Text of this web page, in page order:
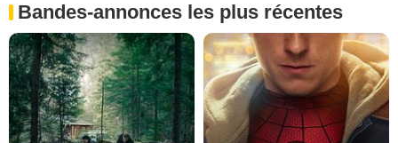
Bandes-annonces les plus récentes